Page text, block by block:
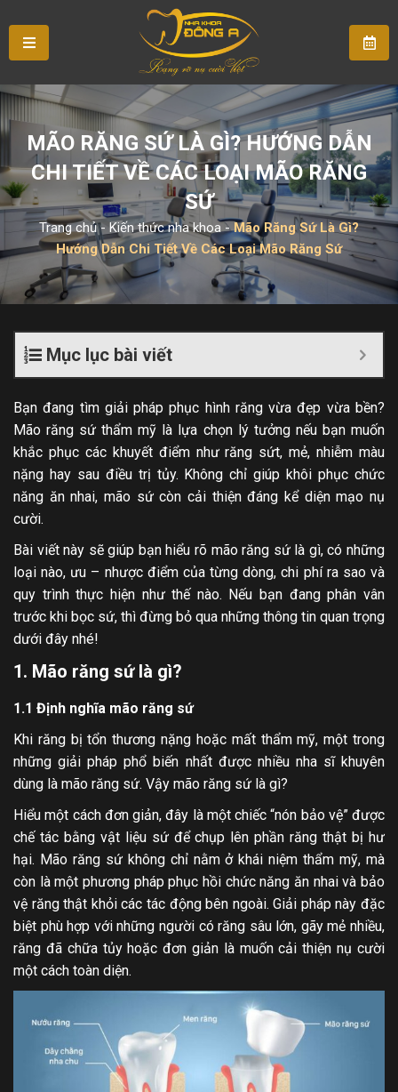
MÃO RĂNG SỨ LÀ GÌ? HƯỚNG DẪN
CHI TIẾT VỀ CÁC LOẠI MÃO RĂNG
SỨ
Trang chủ- Kiến thức nha khoa-Mão Răng Sứ Là Gì?
Hướng Dẫn Chi Tiết Về Các Loại Mão Răng Sứ
Mục lục bài viết
Bạn đang tìm giải pháp phục hình răng vừa đẹp vừa bền?
Mão răng sứ thẩm mỹ là lựa chọn lý tưởng nếu bạn muốn
khắc phục các khuyết điểm như răng sứt, mẻ, nhiễm màu
nặng hay sau điều trị tủy. Không chỉ giúp khôi phục chức
năng ăn nhai, mão sứ còn cải thiện đáng kể diện mạo nụ
cười.
Bài viết này sẽ giúp bạn hiểu rõ mão răng sứ là gì, có những
loại nào, ưu – nhược điểm của từng dòng, chi phí ra sao và
quy trình thực hiện như thế nào. Nếu bạn đang phân vân
trước khi bọc sứ, thì đừng bỏ qua những thông tin quan trọng
dưới đây nhé!
1. Mão răng sứ là gì?
1.1 Định nghĩa mão răng sứ
Khi răng bị tổn thương nặng hoặc mất thẩm mỹ, một trong
những giải pháp phổ biến nhất được nhiều nha sĩ khuyên
dùng là mão răng sứ. Vậy mão răng sứ là gì?
Hiểu một cách đơn giản, đây là một chiếc “nón bảo vệ” được
chế tác bằng vật liệu sứ để chụp lên phần răng thật bị hư
hại. Mão răng sứ không chỉ nằm ở khái niệm thẩm mỹ, mà
còn là một phương pháp phục hồi chức năng ăn nhai và bảo
vệ răng thật khỏi các tác động bên ngoài. Giải pháp này đặc
biệt phù hợp với những người có răng sâu lớn, gãy mẻ nhiều,
răng đã chữa tủy hoặc đơn giản là muốn cải thiện nụ cười
một cách toàn diện.